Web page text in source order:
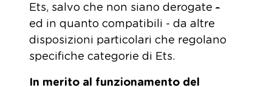
Ets, salvo che non siano derogate -
ed in quanto compatibili - da altre
disposizioni particolari che regolano
specifiche categorie di Ets.
In merito al funzionamento del